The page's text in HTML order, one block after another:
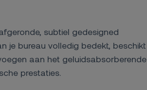
subtiel gedesigned
je bureau volledig bedekt, beschikt
aan het geluidsabsorberende
prestaties.